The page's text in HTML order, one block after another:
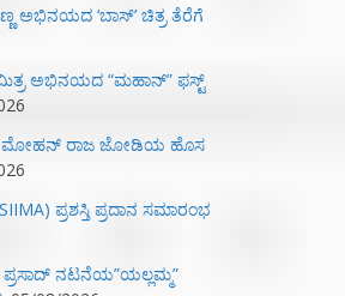
ಅಭಿನಯದ ‘ಬಾಸ್’ ಚಿತ್ರ ತೆರೆಗೆ
ಅಭಿನಯದ “ಮಹಾನ್” ಫಸ್ಟ್
ಮೋಹನ್ ರಾಜ ಜೋಡಿಯ ಹೊಸ
ಪ್ರಶಸ್ತಿ ಪ್ರದಾನ ಸಮಾರಂಭ
ಪ್ರಸಾದ್ ನಟನೆಯ”ಯಲ್ಲಮ್ಮ”